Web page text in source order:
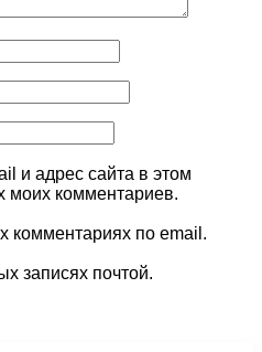
и адрес сайта в этом
моих комментариев.
комментариях по email.
записях почтой.